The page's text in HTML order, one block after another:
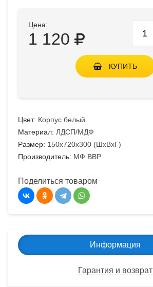
Цена:
1 120
КУПИТЬ
Цвет: Корпус белый
Материал: ЛДСП/МДФ
Размер: 150х720х300 (ШхВхГ)
Производитель: МФ ВВР
Поделиться товаром
Информация
Гарантия и возврат